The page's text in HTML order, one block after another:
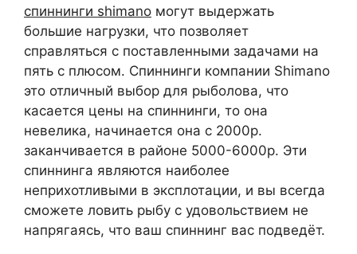
спиннинги shimano могут выдержать
большие нагрузки, что позволяет
справляться с поставленными задачами на
пять с плюсом. Спиннинги компании Shimano
это отличный выбор для рыболова, что
касается цены на спиннинги, то она
невелика, начинается она с 2000р.
заканчивается в районе 5000-6000р. Эти
спиннинга являются наиболее
неприхотливыми в эксплотации, и вы всегда
сможете ловить рыбу с удовольствием не
напрягаясь, что ваш спиннинг вас подведёт.